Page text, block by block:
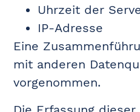
Uhrzeit der
IP-Adresse
Eine
mit anderen
vorgenommen.